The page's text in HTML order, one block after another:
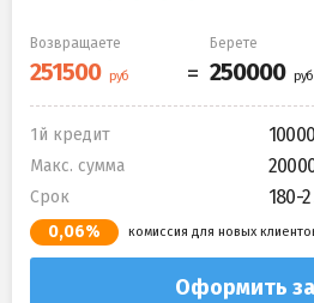
Возвращаете Берете
1й кредит
Макс. сумма
Срок 180-
0,06% комиссия для новых
Оформить